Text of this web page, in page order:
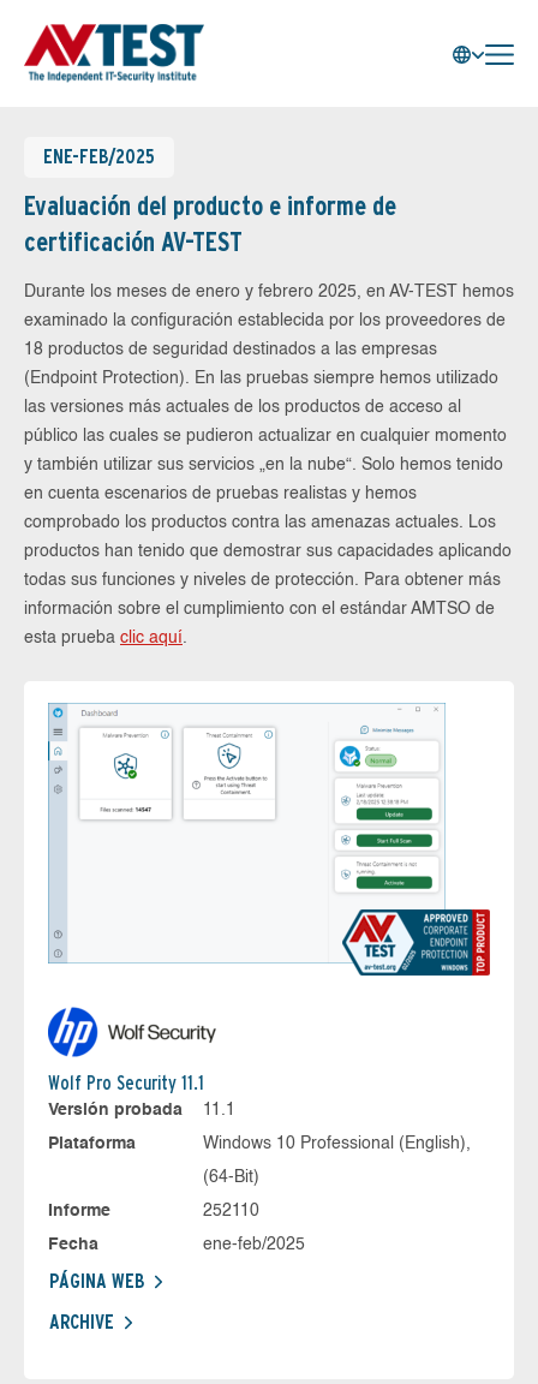
ENE-FEB/2025
Evaluación del producto e informe de
certificación AV-TEST
Durante los meses de enero y febrero 2025, en AV-TEST hemos
examinado la configuración establecida por los proveedores de
18 productos de seguridad destinados a las empresas
(Endpoint Protection). En las pruebas siempre hemos utilizado
las versiones más actuales de los productos de acceso al
público las cuales se pudieron actualizar en cualquier momento
y también utilizar sus servicios „en la nube“. Solo hemos tenido
en cuenta escenarios de pruebas realistas y hemos
comprobado los productos contra las amenazas actuales. Los
productos han tenido que demostrar sus capacidades aplicando
todas sus funciones y niveles de protección. Para obtener más
información sobre el cumplimiento con el estándar AMTSO de
esta prueba clic aquí.
Wolf Pro Security 11.1
Versión probada
11.1
Plataforma
Windows 10 Professional (English),
(64-Bit)
Informe
252110
Fecha
ene-feb/2025
PÁGINA WEB
ARCHIVE